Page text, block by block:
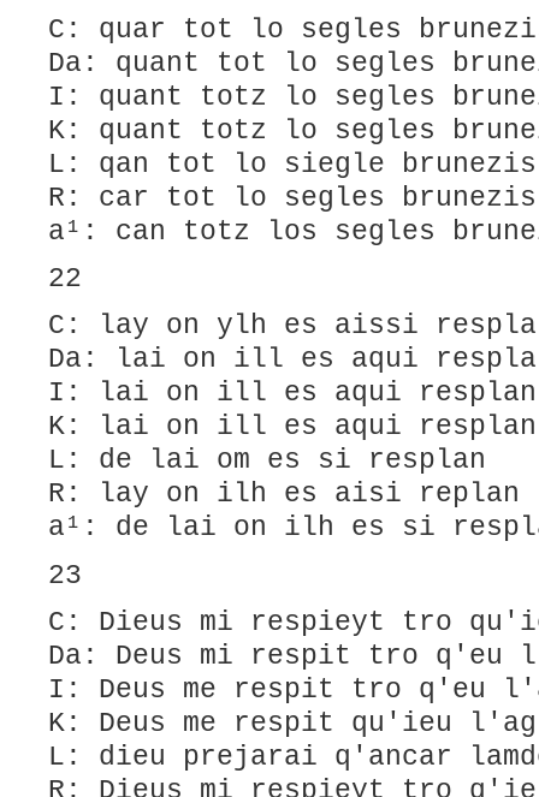
C: quar tot lo segles
Da: quant tot lo segles
I: quant totz lo segles
K: quant totz lo segles
L: qan tot lo siegle brunezis
R: car tot lo segles brunezis
a¹: can totz los segles
22
C: lay on ylh es aissi
Da: lai on ill es aqui
I: lai on ill es aqui resplan
K: lai on ill es aqui resplan
L: ​de lai om es si resplan
R: lay on ilh es aisi replan
a¹: de lai on ilh es si
23
C: Dieus mi respieyt tro
Da: Deus mi respit tro q'eu
I: Deus me respit tro q'eu
K: Deus me respit qu'ieu
L: ​dieu prejarai q'ancar
R: Dieus mi respieyt tro